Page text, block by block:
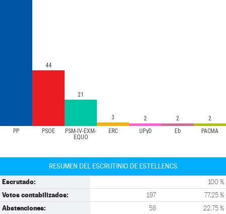
PP PSOE
PSM-IV-EXM-
EQUO
ERC UPyD Eb PACMA
44
21
3 2 2 2
RESUMEN DEL ESCRUTINIO DE ESTELLENCS
Escrutado: 100 %
Votos contabilizados: 197 77,25 %
Abstenciones: 58 22,75 %